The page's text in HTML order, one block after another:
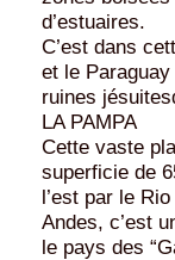
d’estuaires.
C’est dans
et le
ruines
LA PAMPA
Cette vaste
superficie de
l’est par le
Andes, c’est
le pays des